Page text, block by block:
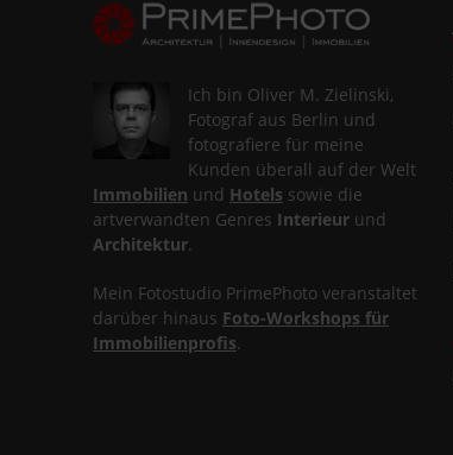
Ich bin Oliver M. Zielinski,
Fotograf aus Berlin und
fotografiere für meine
Kunden überall auf der Welt
Immobilien und Hotels sowie die
artverwandten Genres Interieurund
Architektur.
Mein Fotostudio PrimePhoto veranstaltet
darüber hinaus Foto-Workshops für
Immobilienprofis.